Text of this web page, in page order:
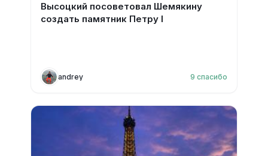
Высоцкий посоветовал Шемякину
создать памятник Петру I
andrey 9 спасибо